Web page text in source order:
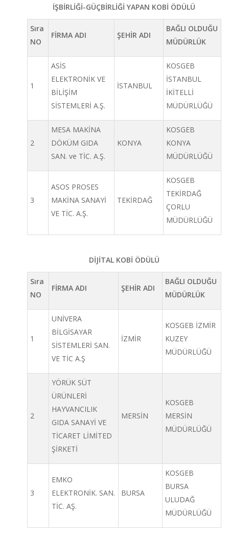
İŞBİRLİĞİ-GÜÇBİRLİĞİ YAPAN KOBİ ÖDÜLÜ
Sıra
NO
FİRMA ADI ŞEHİR ADI
BAĞLI OLDUĞU
MÜDÜRLÜK
1
ASİS
ELEKTRONİK VE
BİLİŞİM
SİSTEMLERİ A.Ş.
İSTANBUL
KOSGEB
İSTANBUL
İKİTELLİ
MÜDÜRLÜĞÜ
2
MESA MAKİNA
DÖKÜM GIDA
SAN. ve TİC. A.Ş.
KONYA
KOSGEB
KONYA
MÜDÜRLÜĞÜ
3
ASOS PROSES
MAKİNA SANAYİ
VE TİC. A.Ş.
TEKİRDAĞ
KOSGEB
TEKİRDAĞ
ÇORLU
MÜDÜRLÜĞÜ
DİJİTAL KOBİ ÖDÜLÜ
Sıra
NO
FİRMA ADI ŞEHİR ADI
BAĞLI OLDUĞU
MÜDÜRLÜK
1
UNİVERA
BİLGİSAYAR
SİSTEMLERİ SAN.
VE TİC A.Ş
İZMİR
KOSGEB İZMİR
KUZEY
MÜDÜRLÜĞÜ
2
YÖRÜK SÜT
ÜRÜNLERİ
HAYVANCILIK
GIDA SANAYİ VE
TİCARET LİMİTED
ŞİRKETİ
MERSİN
KOSGEB
MERSİN
MÜDÜRLÜĞÜ
3
EMKO
ELEKTRONİK. SAN.
TİC. AŞ.
BURSA
KOSGEB
BURSA
ULUDAĞ
MÜDÜRLÜĞÜ